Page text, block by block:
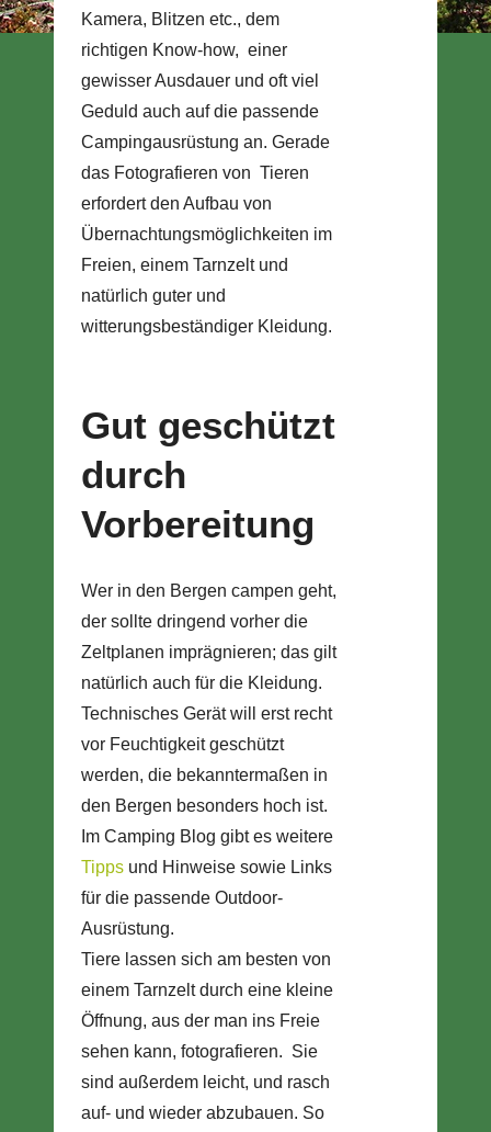
Kamera, Blitzen etc., dem
richtigen Know-how, einer
gewisser Ausdauer und oft viel
Geduld auch auf die passende
Campingausrüstung an. Gerade
das Fotografieren von Tieren
erfordert den Aufbau von
Übernachtungsmöglichkeiten im
Freien, einem Tarnzelt und
natürlich guter und
witterungsbeständiger Kleidung.
Gut geschützt
durch
Vorbereitung
Wer in den Bergen campen geht,
der sollte dringend vorher die
Zeltplanen imprägnieren; das gilt
natürlich auch für die Kleidung.
Technisches Gerät will erst recht
vor Feuchtigkeit geschützt
werden, die bekanntermaßen in
den Bergen besonders hoch ist.
Im Camping Blog gibt es weitere
Tipps und Hinweise sowie Links
für die passende Outdoor-
Ausrüstung.
Tiere lassen sich am besten von
einem Tarnzelt durch eine kleine
Öffnung, aus der man ins Freie
sehen kann, fotografieren. Sie
sind außerdem leicht, und rasch
auf- und wieder abzubauen. So